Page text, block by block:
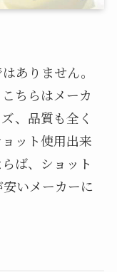
ありません。
ちらはメーカ
、品質も全く
ット使用出来
ば、ショット
いメーカーに